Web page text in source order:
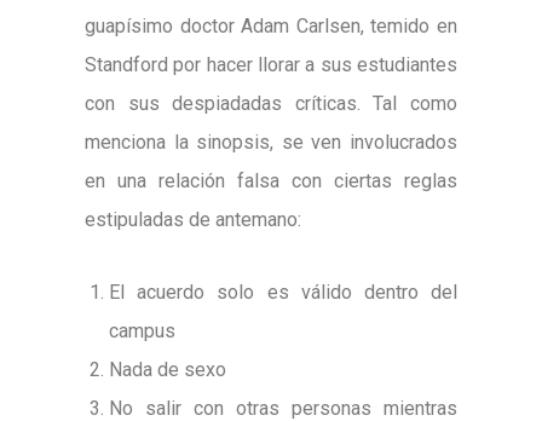
guapísimo doctor Adam Carlsen, temido en
Standford por hacer llorar a sus estudiantes
con sus despiadadas críticas. Tal como
menciona la sinopsis, se ven involucrados
en una relación falsa con ciertas reglas
estipuladas de antemano:
El acuerdo solo es válido dentro del
campus
Nada de sexo
No salir con otras personas mientras